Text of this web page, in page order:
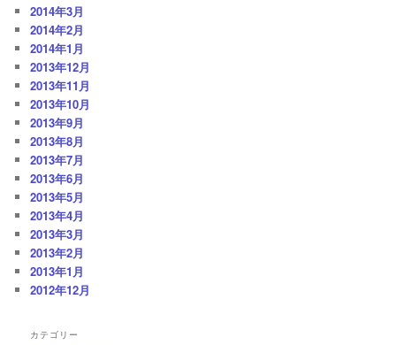
2014年3月
2014年2月
2014年1月
2013年12月
2013年11月
2013年10月
2013年9月
2013年8月
2013年7月
2013年6月
2013年5月
2013年4月
2013年3月
2013年2月
2013年1月
2012年12月
カテゴリー